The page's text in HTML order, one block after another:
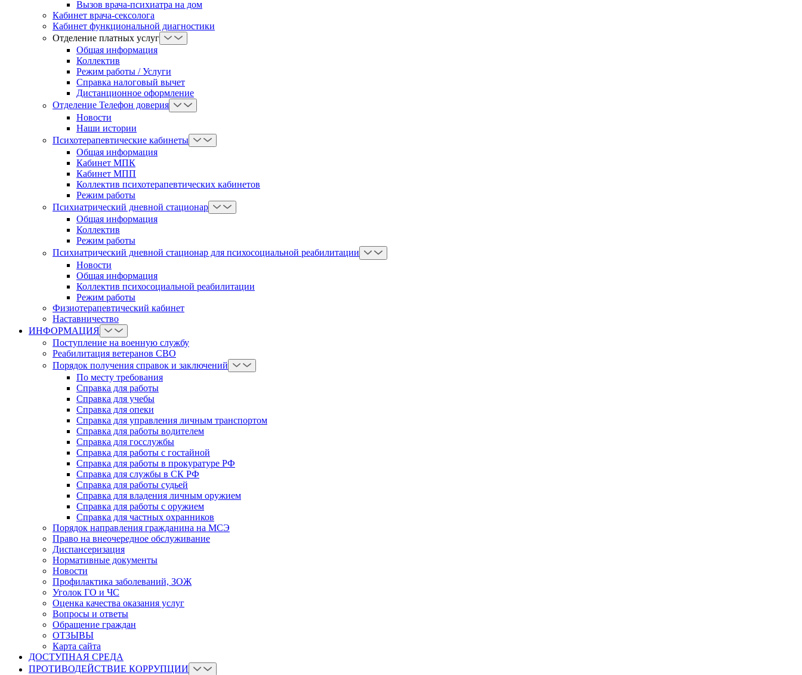
Вызов врача-психиатра на дом
Кабинет врача-сексолога
Кабинет функциональной диагностики
Отделение платных услуг
Общая информация
Коллектив
Режим работы / Услуги
Справка налоговый вычет
Дистанционное оформление
Отделение Телефон доверия
Новости
Наши истории
Психотерапевтические кабинеты
Общая информация
Кабинет МПК
Кабинет МПП
Коллектив психотерапевтических кабинетов
Режим работы
Психиатрический дневной стационар
Общая информация
Коллектив
Режим работы
Психиатрический дневной стационар для психосоциальной реабилитации
Новости
Общая информация
Коллектив психосоциальной реабилитации
Режим работы
Физиотерапевтический кабинет
Наставничество
ИНФОРМАЦИЯ
Поступление на военную службу
Реабилитация ветеранов СВО
Порядок получения справок и заключений
По месту требования
Справка для работы
Справка для учебы
Справка для опеки
Справка для управления личным транспортом
Справка для работы водителем
Справка для госслужбы
Справка для работы с гостайной
Справка для работы в прокуратуре РФ
Справка для службы в СК РФ
Справка для работы судьей
Справка для владения личным оружием
Справка для работы с оружием
Справка для частных охранников
Порядок направления гражданина на МСЭ
Право на внеочередное обслуживание
Диспансеризация
Нормативные документы
Новости
Профилактика заболеваний, ЗОЖ
Уголок ГО и ЧС
Оценка качества оказания услуг
Вопросы и ответы
Обращение граждан
ОТЗЫВЫ
Карта сайта
ДОСТУПНАЯ СРЕДА
ПРОТИВОДЕЙСТВИЕ КОРРУПЦИИ